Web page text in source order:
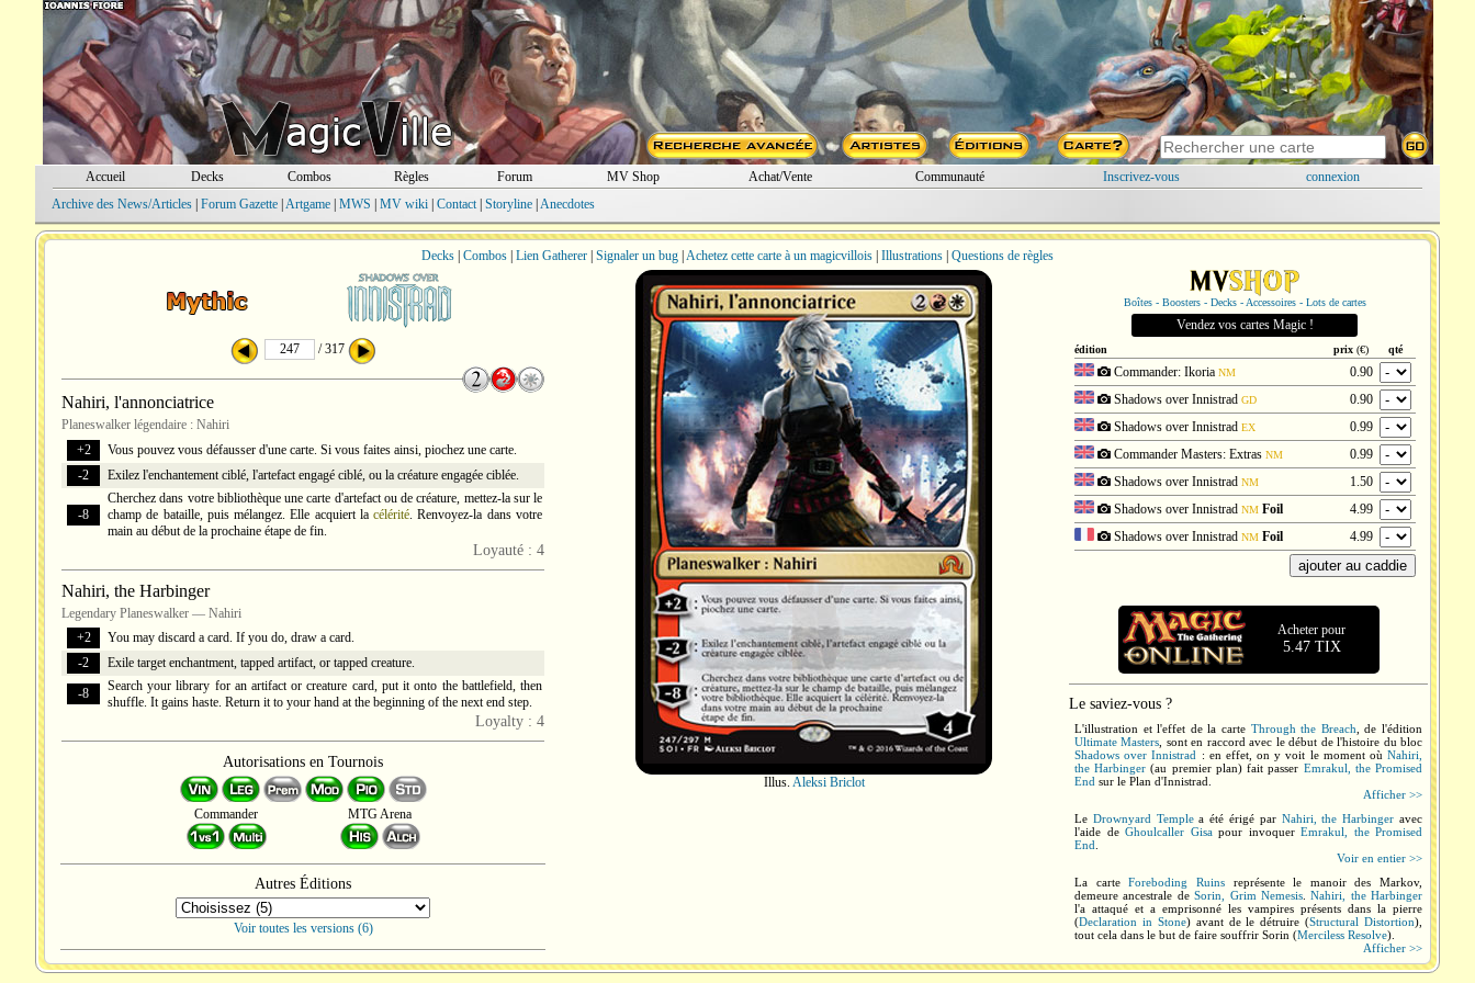
Accueil Decks Combos Règles Forum MV Shop Achat/Vente Communauté Inscrivez-vous
connexion
Archive des News/Articles| Forum Gazette| Artgame| MWS MV wiki| Contact| Storyline| Anecdotes
Decks Combos Lien Gatherer Signaler un bug Achetez cette carte à un magicvillois Illustrations Questions de règles
/ 317
Nahiri, l'annonciatrice
Planeswalker légendaire : Nahiri
+2
Vous pouvez vous défausser d'une carte. Si vous faites ainsi, piochez une carte.
-2
Exilez l'enchantement ciblé, l'artefact engagé ciblé, ou la créature engagée ciblée.
-8
Cherchez dans votre bibliothèque une carte d'artefact ou de créature, mettez-la sur le
champ de bataille, puis mélangez. Elle acquiert lacélérité. Renvoyez-la dans votre
main au début de la prochaine étape de fin.
Loyauté : 4
Nahiri, the Harbinger
Legendary Planeswalker — Nahiri
+2
You may discard a card. If you do, draw a card.
-2
Exile target enchantment, tapped artifact, or tapped creature.
-8
Search your library for an artifact or creature card, put it onto the battlefield, then
shuffle. It gains haste. Return it to your hand at the beginning of the next end step.
Loyalty : 4
Autorisations en Tournois
Commander MTG Arena
Autres Éditions
Voir toutes les versions (6)
Illus. Aleksi Briclot
Boîtes - Boosters - Decks - Accessoires - Lots de cartes
Vendez vos cartes Magic !
édition prix (€) qté
Commander: Ikoria NM
0.90
Shadows over Innistrad GD
0.90
Shadows over Innistrad EX
0.99
Commander Masters: Extras NM
0.99
Shadows over Innistrad NM
1.50
Shadows over Innistrad NM Foil
4.99
Shadows over Innistrad NM Foil 4.99
Acheter pour
5.47 TIX
Le saviez-vous ?
L'illustration et l'effet de la carte Through the Breach , de l'édition
Ultimate Masters , sont en raccord avec le début de l'histoire du bloc
Shadows over Innistrad : en effet, on y voit le moment oùNahiri,
the Harbinger (au premier plan) fait passer Emrakul, the Promised
End sur le Plan d'Innistrad.
Afficher >>
Le Drownyard Templea été érigé par Nahiri, the Harbinger avec
l'aide de Ghoulcaller Gisapour invoquer Emrakul, the Promised
End
Voir en entier >>
La carteForeboding Ruinsreprésente le manoir des Markov,
demeure ancestrale deSorin, Grim Nemesis.Nahiri, the Harbinger
l'a attaqué et a emprisonné les vampires présents dans la pierre
(Declaration in Stone) avant de le détruire (Structural Distortion),
tout cela dans le but de faire souffrir Sorin (Merciless Resolve).
Afficher >>